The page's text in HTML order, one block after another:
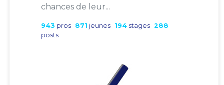
chances de leur...
943 pros 871 jeunes 194 stages 288
posts